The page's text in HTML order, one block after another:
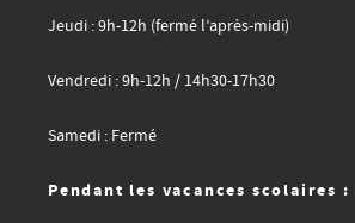
Jeudi : 9h-12h (fermé l’après-midi)
Vendredi : 9h-12h / 14h30-17h30
Samedi : Fermé
Pendant les vacances scolaires :